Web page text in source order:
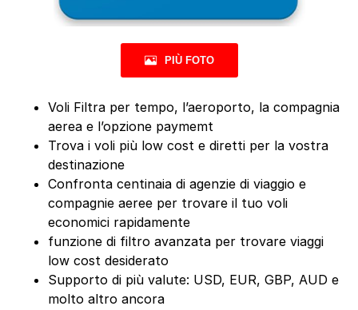
PIÙ FOTO
Voli Filtra per tempo, l’aeroporto, la compagnia
aerea e l’opzione paymemt
Trova i voli più low cost e diretti per la vostra
destinazione
Confronta centinaia di agenzie di viaggio e
compagnie aeree per trovare il tuo voli
economici rapidamente
funzione di filtro avanzata per trovare viaggi
low cost desiderato
Supporto di più valute: USD, EUR, GBP, AUD e
molto altro ancora